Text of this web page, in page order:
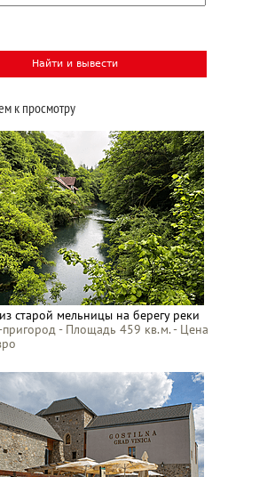
к просмотру
старой мельницы на берегу реки
- Площадь 459 кв.м. - Цена